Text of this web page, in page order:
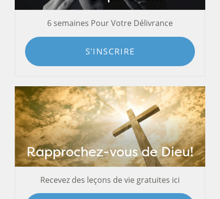
6 semaines Pour Votre Délivrance
S'INSCRIRE
Rapprochez-vous de Dieu!
Recevez des leçons de vie gratuites ici